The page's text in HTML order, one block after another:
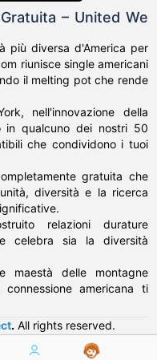
– United We
più diversa d'America per
riunisce single americani
il melting pot che rende
nell'innovazione della
in qualcuno dei nostri 50
che condividono i tuoi
gratuita che
diversità e la ricerca
relazioni durature
celebra sia la diversità
maestà delle montagne
americana ti
. All rights reserved.